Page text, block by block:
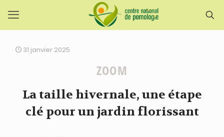
31 janvier 2025
ZOOM
La taille hivernale, une étape
clé pour un jardin florissant